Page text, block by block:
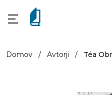
Domov / Avtorji / Téa